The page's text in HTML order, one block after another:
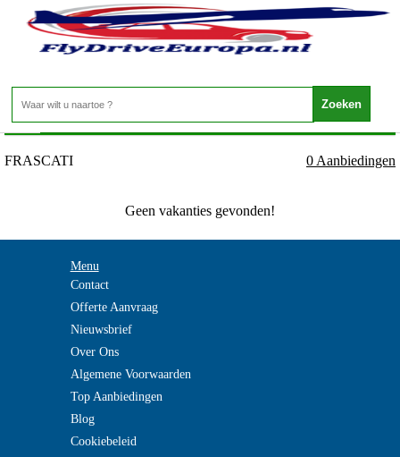
Italie - LAZIO - FRASCATI
Home>
FRASCATI 0 Aanbiedingen
Geen vakanties gevonden!
Menu
Contact
Offerte Aanvraag
Nieuwsbrief
Over Ons
Algemene Voorwaarden
Top Aanbiedingen
Blog
Cookiebeleid